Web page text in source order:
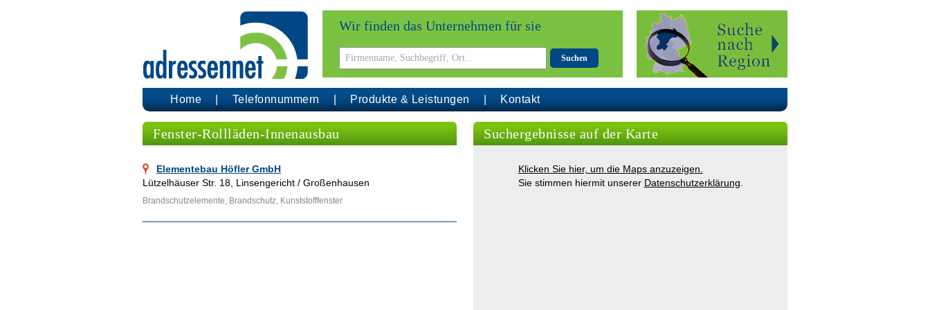
Wir finden das Unternehmen für sie
Suchen
Home Telefonnummern Produkte & Leistungen Kontakt
Fenster-Rollläden-Innenausbau
Elementebau Höfler GmbH
Lützelhäuser Str. 18, Linsengericht / Großenhausen
Brandschutzelemente, Brandschutz, Kunststofffenster
Suchergebnisse auf der Karte
Klicken Sie hier, um die Maps anzuzeigen.
Sie stimmen hiermit unserer Datenschutzerklärung